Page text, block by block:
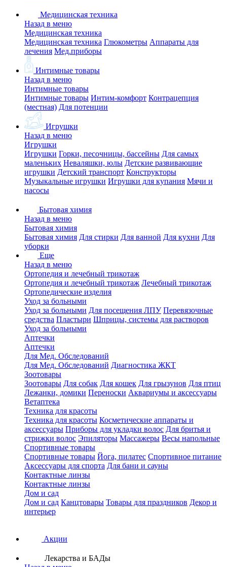
Медицинская техника
Назад в меню
Медицинская техника
Медицинская техника Глюкометры Аппараты для
лечения Мед.приборы
Интимные товары
Назад в меню
Интимные товары
Интимные товары Интим-комфорт Контрацепция
(местная) Для потенции
Игрушки
Назад в меню
Игрушки
Игрушки Горки, песочницы, бассейны Для самых
маленьких Неваляшки, юлы Детские развивающие
игрушки Детский транспорт Конструкторы
Музыкальные игрушки Игрушки для купания Мячи и
насосы
Бытовая химия
Назад в меню
Бытовая химия
Бытовая химия Для стирки Для ванной Для кухни Для
уборки
Еще
Назад в меню
Ортопедия и лечебный трикотаж
Ортопедия и лечебный трикотаж Лечебный трикотаж
Ортопедические изделия
Уход за больными
Уход за больными Для посещения ЛПУ Перевязочные
средства Пластыри Шприцы, системы для растворов
Уход за больными
Аптечки
Аптечки
Для Мед. Обследований
Для Мед. Обследований Диагностика ЖКТ
Зоотовары
Зоотовары Для собак Для кошек Для грызунов Для птиц
Лежанки, домики Переноски Аквариумы и аксессуары
Ветаптека
Техника для красоты
Техника для красоты Косметические аппараты и
аксессуары Приборы для укладки волос Для бритья и
стрижки волос Эпиляторы Массажеры Весы напольные
Спортивные товары
Спортивные товары Йога, пилатес Спортивное питание
Аксессуары для спорта Для бани и сауны
Контактные линзы
Контактные линзы
Дом и сад
Дом и сад Канцтовары Товары для праздников Декор и
интерьер
Акции
Лекарства и БАДы